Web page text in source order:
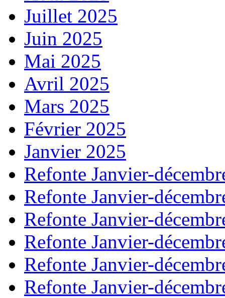
Juillet 2025
Juin 2025
Mai 2025
Avril 2025
Mars 2025
Février 2025
Janvier 2025
Refonte Janvier-
Refonte Janvier-
Refonte Janvier-
Refonte Janvier-
Refonte Janvier-
Refonte Janvier-